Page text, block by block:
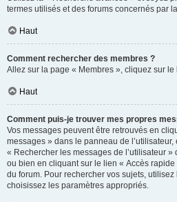
termes utilisés et des forums concernés par
Haut
Comment rechercher des membres ?
Allez sur la page « Membres », cliquez sur
Haut
Comment puis-je trouver mes propres
Vos messages peuvent être retrouvés en
messages » dans le panneau de
« Rechercher les messages de l’utilisateur »
ou bien en cliquant sur le lien « Accès
du forum. Pour rechercher vos sujets,
choisissez les paramètres appropriés.